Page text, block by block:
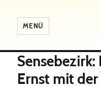
MENÜ
Ernst mit